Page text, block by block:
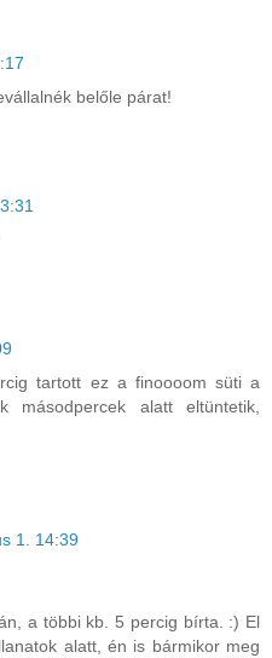
belőle párat!
tartott ez a finoooom süti a
másodpercek alatt eltüntetik,
1. 14:39
a többi kb. 5 percig bírta. :) El
alatt, én is bármikor meg